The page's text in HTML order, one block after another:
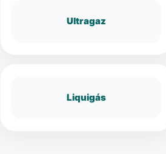
Ultragaz
Liquigás